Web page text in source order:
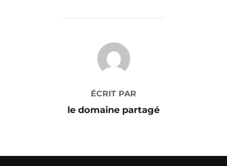
AUTEUR DE LA PUBLICATION
ÉCRIT PAR
le domaine partagé